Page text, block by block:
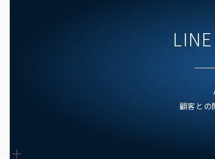
顧客との